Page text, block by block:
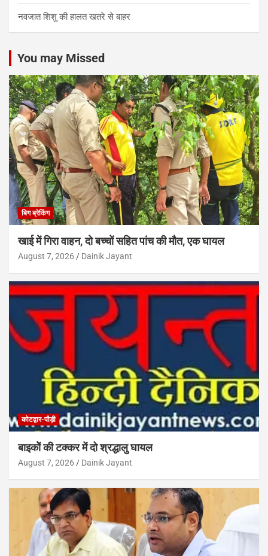
नवजात शिशु की हालत खतरे से बाहर
You may Missed
बिग ब्रेकिंग
खाई में गिरा वाहन, दो बच्चों सहित पांच की मौत, एक घायल
August 7, 2026 Dainik Jayant
कोटद्वार-पौड़ी
बाइकोें की टक्कर में दो श्रद्धालु घायल
August 7, 2026 Dainik Jayant